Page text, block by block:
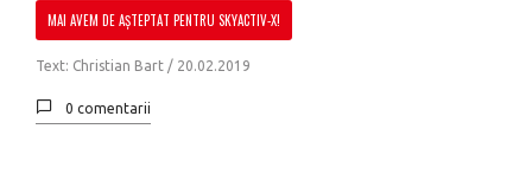
MAI AVEM DE AȘTEPTAT PENTRU SKYACTIV-X!
Text: Christian Bart / 20.02.2019
0 comentarii